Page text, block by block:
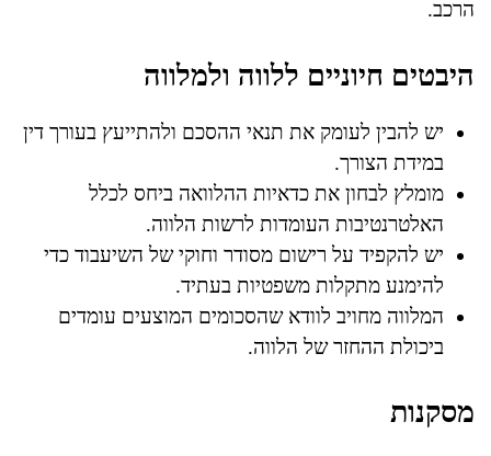
הרכב.
היבטים חיוניים ללווה ולמלווה
יש להבין לעומק את תנאי ההסכם ולהתייעץ בעורך דין
במידת הצורך.
מומלץ לבחון את כדאיות ההלוואה ביחס לכלל
האלטרנטיבות העומדות לרשות הלווה.
יש להקפיד על רישום מסודר וחוקי של השיעבוד כדי
להימנע מתקלות משפטיות בעתיד.
המלווה מחויב לוודא שהסכומים המוצעים עומדים
ביכולת ההחזר של הלווה.
מסקנות